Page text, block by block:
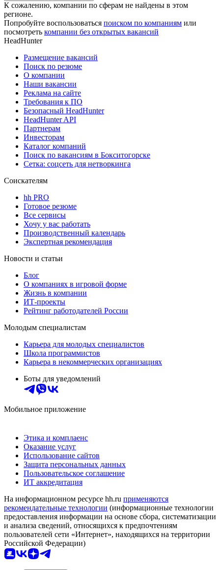
К сожалению, компании по сферам не найдены в этом
регионе.
Попробуйте воспользоваться поиском по компаниям или
посмотреть компании без открытых вакансий
HeadHunter
Размещение вакансий
Поиск по резюме
О компании
Наши вакансии
Реклама на сайте
Требования к ПО
Безопасный HeadHunter
HeadHunter API
Партнерам
Инвесторам
Каталог компаний
Поиск по вакансиям в Бокситогорске
Сетка: соцсеть для нетворкинга
Соискателям
hh PRO
Готовое резюме
Все сервисы
Хочу у вас работать
Производственный календарь
Экспертная рекомендация
Новости и статьи
Блог
О компаниях в игровой форме
Жизнь в компании
ИТ-проекты
Рейтинг работодателей России
Молодым специалистам
Карьера для молодых специалистов
Школа программистов
Карьера в некоммерческих организациях
Боты для уведомлений
Мобильное приложение
Этика и комплаенс
Оказание услуг
Использование сайтов
Защита персональных данных
Пользовательское соглашение
ИТ аккредитация
На информационном ресурсе hh.ru применяются
рекомендательные технологии (информационные технологии
предоставления информации на основе сбора, систематизации
и анализа сведений, относящихся к предпочтениям
пользователей сети «Интернет», находящихся на территории
Российской Федерации)